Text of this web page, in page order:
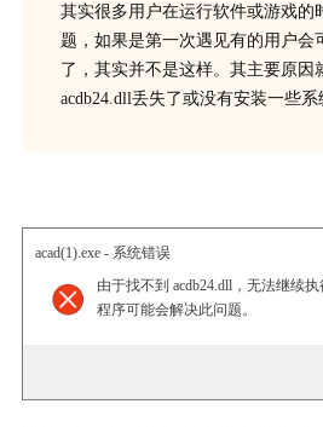
其实很多用户在运行软件或游戏的
题，如果是第一次遇见有的用户会
了，其实并不是这样。其主要原因
acdb24.dll丢失了或没有安装一些系
acad(1).exe - 系统错误
由于找不到 acdb24.dll，无法继续
程序可能会解决此问题。